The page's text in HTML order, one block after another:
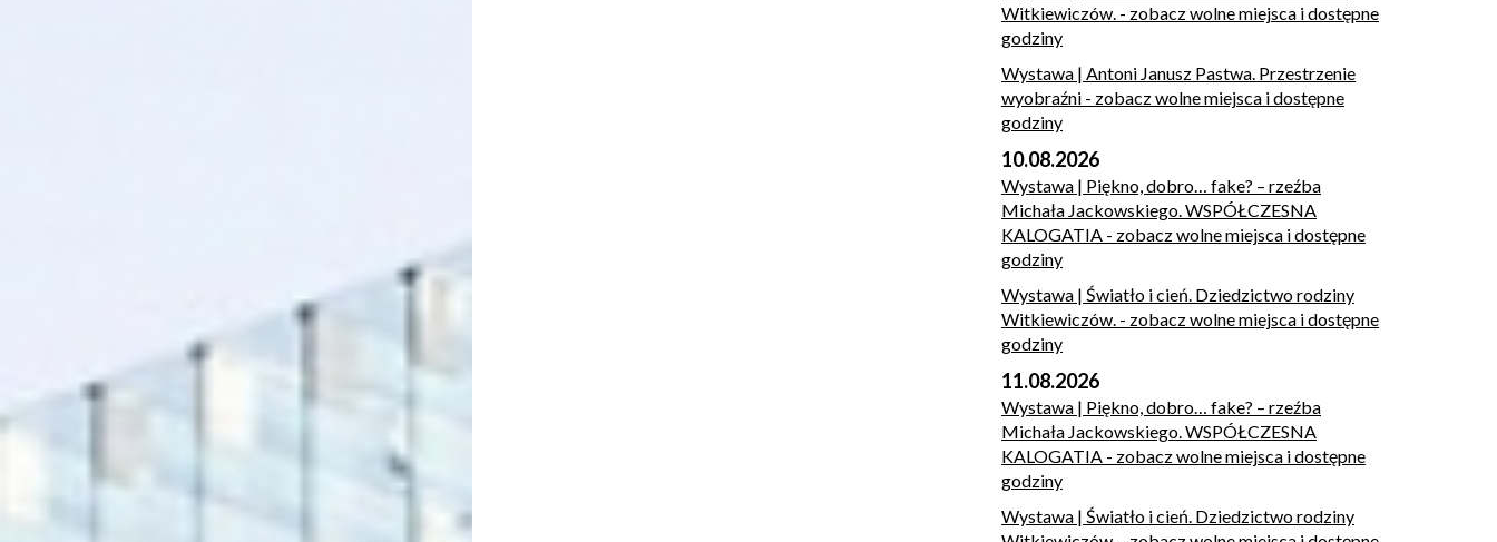
Witkiewiczów. - zobacz wolne miejsca i dostępne
godziny
Wystawa | Antoni Janusz Pastwa. Przestrzenie
wyobraźni - zobacz wolne miejsca i dostępne
godziny
10.08.2026
Wystawa | Piękno, dobro… fake? – rzeźba
Michała Jackowskiego. WSPÓŁCZESNA
KALOGATIA - zobacz wolne miejsca i dostępne
godziny
Wystawa | Światło i cień. Dziedzictwo rodziny
Witkiewiczów. - zobacz wolne miejsca i dostępne
godziny
11.08.2026
Wystawa | Piękno, dobro… fake? – rzeźba
Michała Jackowskiego. WSPÓŁCZESNA
KALOGATIA - zobacz wolne miejsca i dostępne
godziny
Wystawa | Światło i cień. Dziedzictwo rodziny